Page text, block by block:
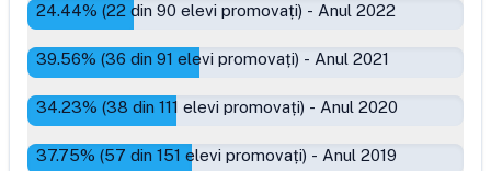
24.44% (22 din 90 elevi promovați) - Anul 2022
39.56% (36 din 91 elevi promovați) - Anul 2021
34.23% (38 din 111 elevi promovați) - Anul 2020
37.75% (57 din 151 elevi promovați) - Anul 2019